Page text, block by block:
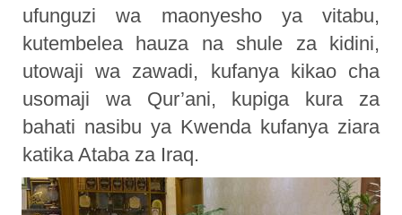
ufunguzi wa maonyesho ya vitabu,
kutembelea hauza na shule za kidini,
utowaji wa zawadi, kufanya kikao cha
usomaji wa Qur’ani, kupiga kura za
bahati nasibu ya Kwenda kufanya ziara
katika Ataba za Iraq.